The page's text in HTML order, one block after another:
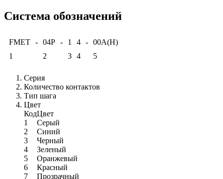
Система обозначений
FMET - 04P - 1 4 - 00A(H)
1
2 3 4 5
Серия
Количество контактов
Тип шага
Цвет
КодЦвет
1
Серый
2
Синий
3
Черный
4
Зеленый
5
Оранжевый
6
Красный
7
Прозрачный